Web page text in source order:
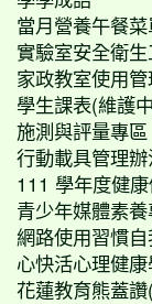
當月營養午餐
實驗室安全衛
家政教室使用
學生課表(維護
施測與評量專區
行動載具管理
111 學年度健
青少年媒體素
網路使用習慣
心快活心理健
花蓮教育熊蓋